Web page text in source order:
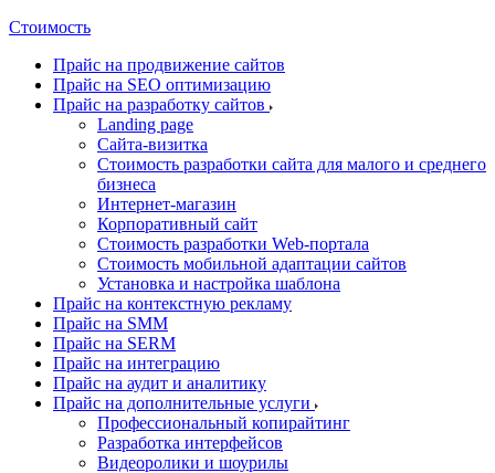
Стоимость
Прайс на продвижение сайтов
Прайс на SEO оптимизацию
Прайс на разработку сайтов
Landing page
Cайта-визитка
Стоимость разработки сайта для малого и среднего
бизнеса
Интернет-магазин
Корпоративный сайт
Стоимость разработки Web-портала
Стоимость мобильной адаптации сайтов
Установка и настройка шаблона
Прайс на контекстную рекламу
Прайс на SMM
Прайс на SERM
Прайс на интеграцию
Прайс на аудит и аналитику
Прайс на дополнительные услуги
Профессиональный копирайтинг
Разработка интерфейсов
Видеоролики и шоурилы